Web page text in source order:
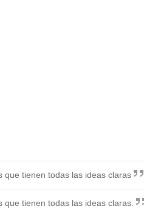
que tienen todas las ideas claras
que tienen todas las ideas claras.